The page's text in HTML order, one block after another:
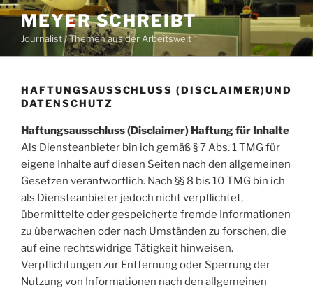
Zum
Inhalt
springen
MEYER SCHREIBT
Journalist / Themen aus der Arbeitswelt
HAFTUNGSAUSSCHLUSS (DISCLAIMER)UND
DATENSCHUTZ
Haftungsausschluss (Disclaimer) Haftung für Inhalte
Als Diensteanbieter bin ich gemäß § 7 Abs. 1 TMG für
eigene Inhalte auf diesen Seiten nach den allgemeinen
Gesetzen verantwortlich. Nach §§ 8 bis 10 TMG bin ich
als Diensteanbieter jedoch nicht verpflichtet,
übermittelte oder gespeicherte fremde Informationen
zu überwachen oder nach Umständen zu forschen, die
auf eine rechtswidrige Tätigkeit hinweisen.
Verpflichtungen zur Entfernung oder Sperrung der
Nutzung von Informationen nach den allgemeinen